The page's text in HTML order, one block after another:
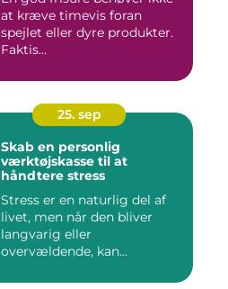
at kræve timevis foran
spejlet eller dyre produkter.
Faktis...
25. sep
Skab en personlig
værktøjskasse til at
håndtere stress
Stress er en naturlig del af
livet, men når den bliver
langvarig eller
overvældende, kan...